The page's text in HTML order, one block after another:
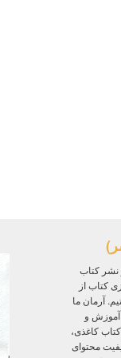
نشر کتاب
کتاب از
آرمان ما
آموزش و
کاغذی،
محتوای